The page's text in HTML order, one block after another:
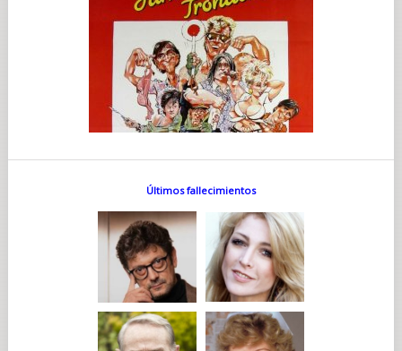
Últimos fallecimientos